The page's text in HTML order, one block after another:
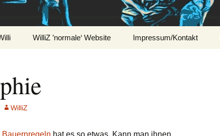
WilliZ ’normale‘ Website Impressum/Kontakt
WilliZ
Bauernregeln hat es so etwas. Kann man ihnen